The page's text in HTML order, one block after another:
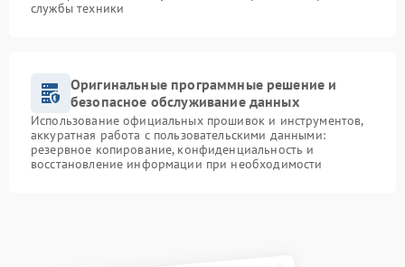
службы техники
Оригинальные программные решение и
безопасное обслуживание данных
Использование официальных прошивок и инструментов,
аккуратная работа с пользовательскими данными:
резервное копирование, конфиденциальность и
восстановление информации при необходимости